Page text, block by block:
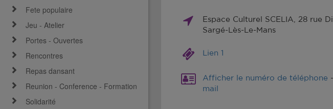
Fete populaire
Jeu - Atelier
Portes - Ouvertes
Rencontres
Repas dansant
Reunion - Conference - Formation
Solidarité
Espace Culturel SCELIA, 28 rue
Sargé-Lès-Le-Mans
Lien 1
Afficher le numéro de téléphone -
mail